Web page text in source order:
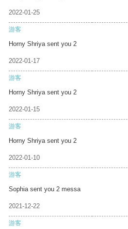
2022-01-25
游客
Horny Shriya sent you 2
2022-01-17
游客
Horny Shriya sent you 2
2022-01-15
游客
Horny Shriya sent you 2
2022-01-10
游客
Sophia sent you 2 messa
2021-12-22
游客